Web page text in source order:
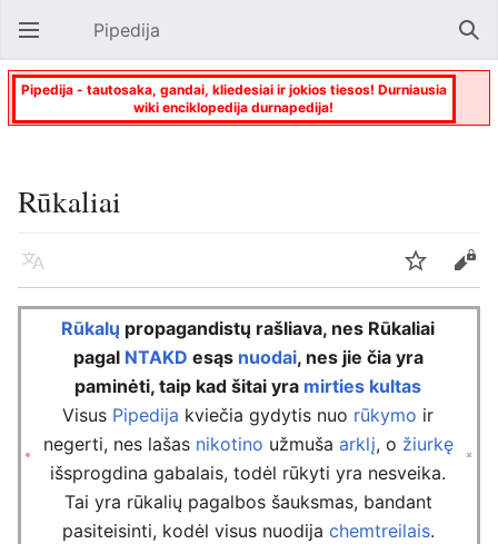
Atverti pagrindinį meniu Pipedija
Pipedija - tautosaka, gandai, kliedesiai ir jokios tiesos! Durniausia
wiki enciklopedija durnapedija!
Rūkaliai
Kalba Stebėti Keisti
Rūkalų propagandistų rašliava, nes Rūkaliai
pagal NTAKD esąs nuodai, nes jie čia yra
paminėti, taip kad šitai yra mirties kultas
Visus Pipedija kviečia gydytis nuo rūkymo ir
negerti, nes lašas nikotino užmuša arklį, o žiurkę
išsprogdina gabalais, todėl rūkyti yra nesveika.
Tai yra rūkalių pagalbos šauksmas, bandant
pasiteisinti, kodėl visus nuodija chemtreilais.